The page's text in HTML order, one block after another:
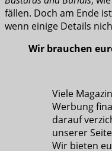
fällen. Doch am Ende
wenn einige Details
Wir brauchen
Viele
Werbung
darauf
unserer
Wir bieten